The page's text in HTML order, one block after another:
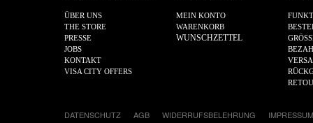
ÜBER UNS
THE STORE
PRESSE
JOBS
KONTAKT
VISA CITY OFFERS
MEIN KONTO
WARENKORB
WUNSCHZETTEL
DATENSCHUTZ AGB WIDERRUFSBELEHRUNG
IMPRESSUM